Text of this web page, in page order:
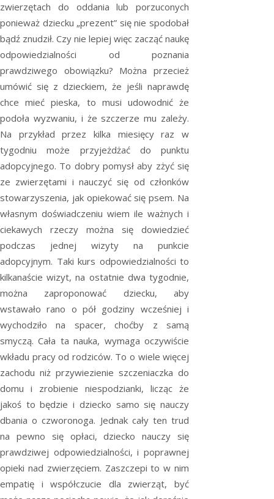
zwierzętach do oddania lub porzuconych
ponieważ dziecku „prezent” się nie spodobał
bądź znudził. Czy nie lepiej więc zacząć naukę
odpowiedzialności od poznania
prawdziwego obowiązku? Można przecież
umówić się z dzieckiem, że jeśli naprawdę
chce mieć pieska, to musi udowodnić że
podoła wyzwaniu, i że szczerze mu zależy.
Na przykład przez kilka miesięcy raz w
tygodniu może przyjeżdżać do punktu
adopcyjnego. To dobry pomysł aby zżyć się
ze zwierzętami i nauczyć się od członków
stowarzyszenia, jak opiekować się psem. Na
własnym doświadczeniu wiem ile ważnych i
ciekawych rzeczy można się dowiedzieć
podczas jednej wizyty na punkcie
adopcyjnym. Taki kurs odpowiedzialności to
kilkanaście wizyt, na ostatnie dwa tygodnie,
można zaproponować dziecku, aby
wstawało rano o pół godziny wcześniej i
wychodziło na spacer, choćby z samą
smyczą. Cała ta nauka, wymaga oczywiście
wkładu pracy od rodziców. To o wiele więcej
zachodu niż przywiezienie szczeniaczka do
domu i zrobienie niespodzianki, licząc że
jakoś to będzie i dziecko samo się nauczy
dbania o czworonoga. Jednak cały ten trud
na pewno się opłaci, dziecko nauczy się
prawdziwej odpowiedzialności, i poprawnej
opieki nad zwierzęciem. Zaszczepi to w nim
empatię i współczucie dla zwierząt, być